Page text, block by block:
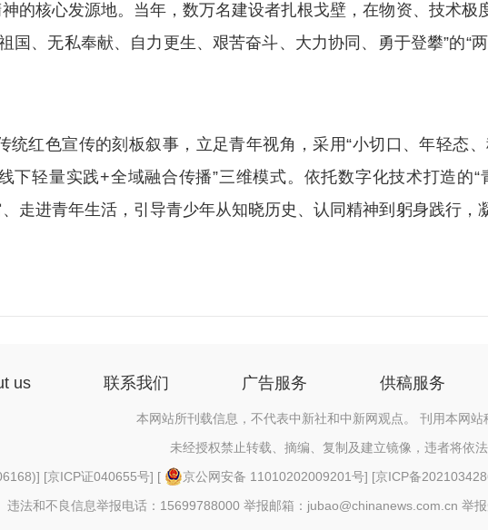
神的核心发源地。当年，数万名建设者扎根戈壁，在物资、技术极
国、无私奉献、自力更生、艰苦奋斗、大力协同、勇于登攀”的“
红色宣传的刻板叙事，立足青年视角，采用“小切口、年轻态、
下轻量实践+全域融合传播”三维模式。依托数字化技术打造的“
、走进青年生活，引导青少年从知晓历史、认同精神到躬身践行，
us 联系我们 广告服务 供稿服务
本网站所刊载信息，不代表中新社和中新网观点。 刊用本网站
未经授权禁止转载、摘编、复制及建立镜像，违者将依法
] [京ICP证040655号] [ 京公网安备 11010202009201号] [京ICP备
违法和不良信息举报电话：15699788000 举报邮箱：jubao@chinanews.com.cn 举